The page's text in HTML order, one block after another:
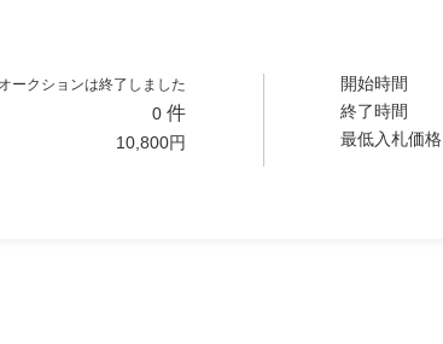
オークションは終了しました
0 件
10,800円
開始時間
終了時間
最低入札価格